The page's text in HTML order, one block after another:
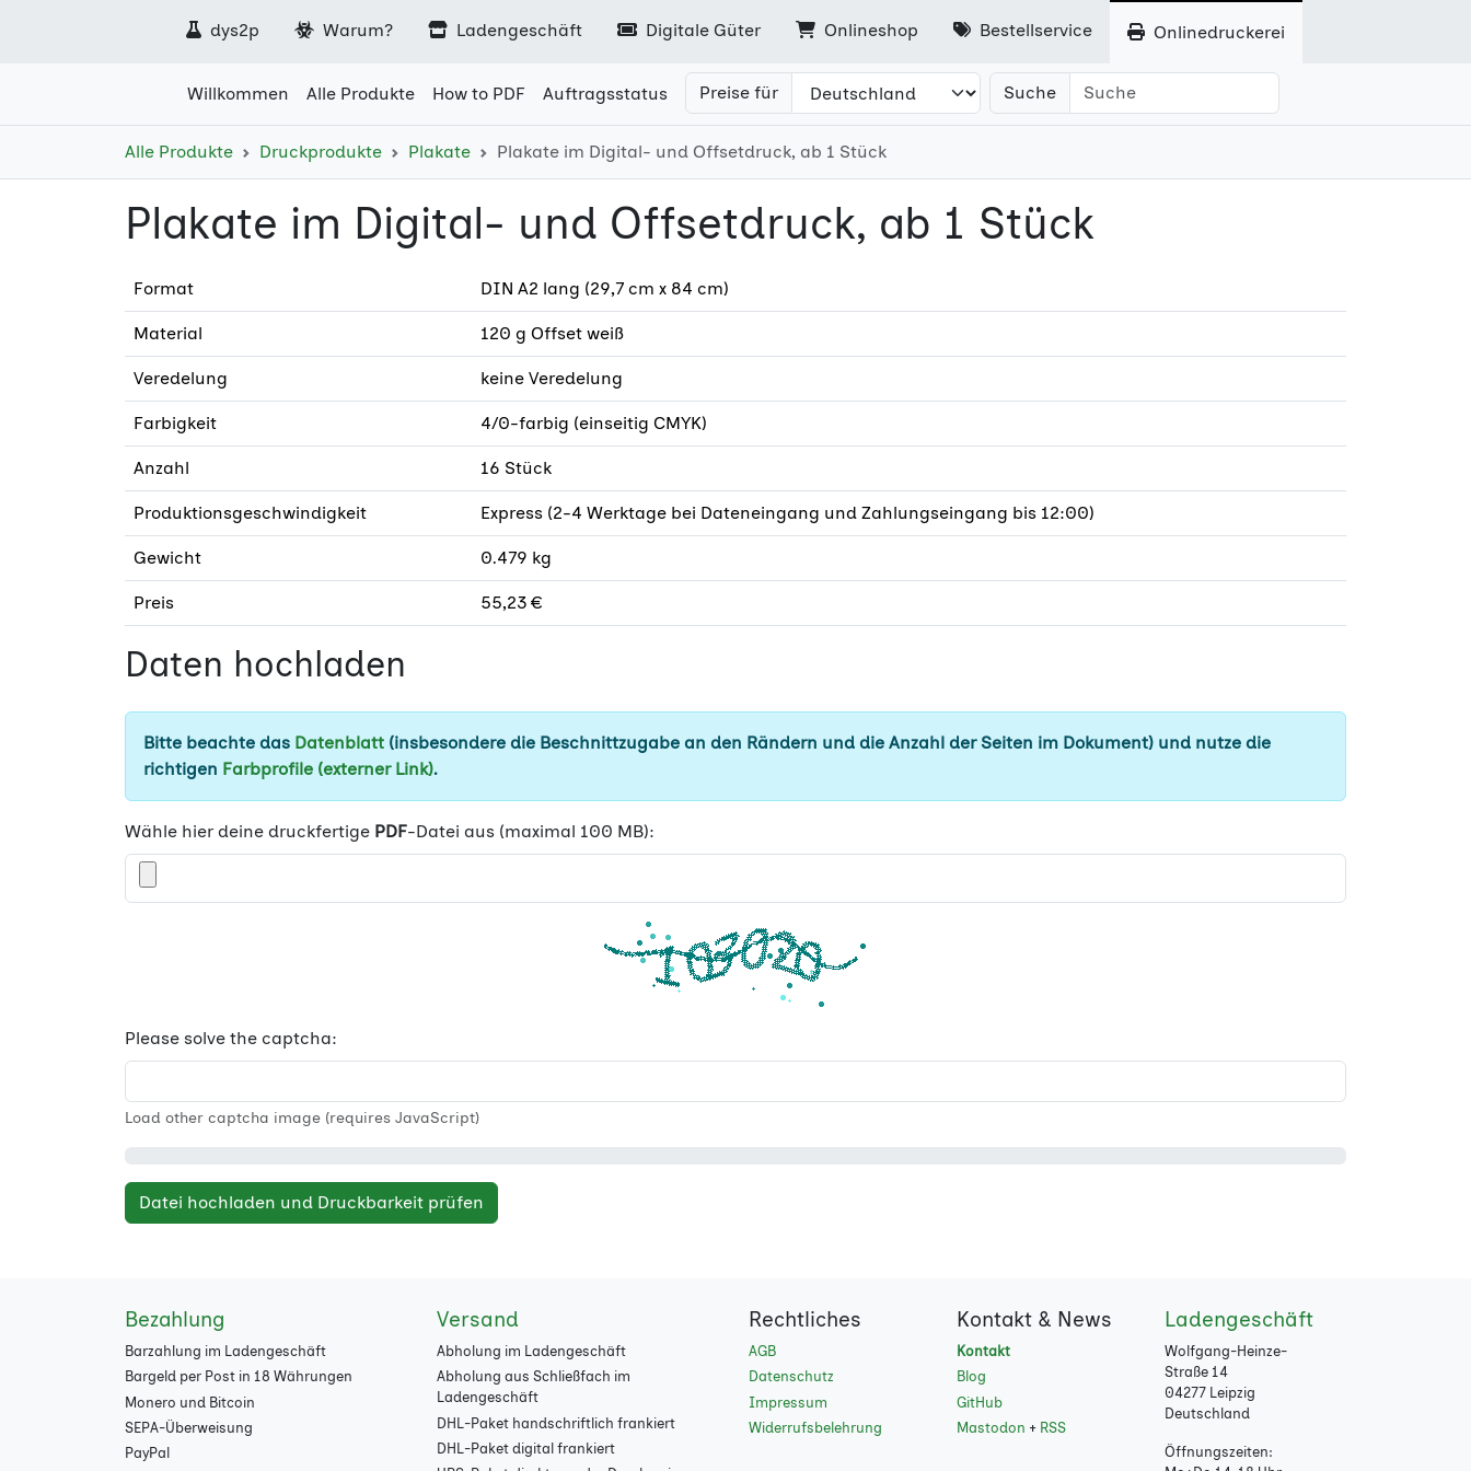
dys2p Warum? Ladengeschäft Digitale Güter Onlineshop Bestellservice Onlinedruckerei
Willkommen Alle Produkte How to PDF Auftragsstatus Preise für Suche
Alle Produkte Druckprodukte Plakate Plakate im Digital- und Offsetdruck, ab 1 Stück
Plakate im Digital- und Offsetdruck, ab 1 Stück
Format DIN A2 lang (29,7 cm x 84 cm)
Material 120 g Offset weiß
Veredelung keine Veredelung
Farbigkeit 4/0-farbig (einseitig CMYK)
Anzahl 16 Stück
Produktionsgeschwindigkeit Express (2-4 Werktage bei Dateneingang und Zahlungseingang bis 12:00)
Gewicht 0.479 kg
Preis 55,23 €
Daten hochladen
Bitte beachte das Datenblatt (insbesondere die Beschnittzugabe an den Rändern und die Anzahl der Seiten im Dokument) und nutze die
richtigen Farbprofile (externer Link).
Wähle hier deine druckfertige PDF-Datei aus (maximal 100 MB):
Please solve the captcha:
Load other captcha image (requires JavaScript)
Datei hochladen und Druckbarkeit prüfen
Bezahlung
Barzahlung im Ladengeschäft
Bargeld per Post in 18 Währungen
Monero und Bitcoin
SEPA-Überweisung
PayPal
Versand
Abholung im Ladengeschäft
Abholung aus Schließfach im
Ladengeschäft
DHL-Paket handschriftlich frankiert
DHL-Paket digital frankiert
Rechtliches
AGB
Datenschutz
Impressum
Widerrufsbelehrung
Kontakt & News
Kontakt
Blog
GitHub
Mastodon + RSS
Ladengeschäft
Wolfgang-Heinze-
Straße 14
04277 Leipzig
Deutschland
Öffnungszeiten: